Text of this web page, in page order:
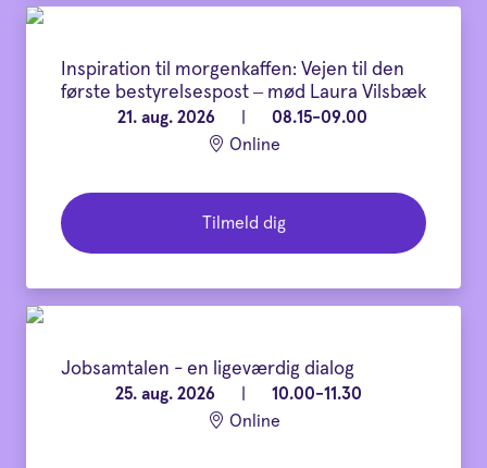
Inspiration til morgenkaffen: Vejen til den
første bestyrelsespost – mød Laura Vilsbæk
21. aug. 2026
08.15-09.00
Online
Tilmeld dig
Jobsamtalen - en ligeværdig dialog
25. aug. 2026
10.00-11.30
Online